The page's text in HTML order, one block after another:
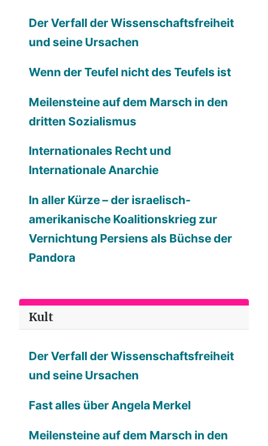
Der Verfall der Wissenschaftsfreiheit
und seine Ursachen
Wenn der Teufel nicht des Teufels ist
Meilensteine auf dem Marsch in den
dritten Sozialismus
Internationales Recht und
Internationale Anarchie
In aller Kürze – der israelisch-
amerikanische Koalitionskrieg zur
Vernichtung Persiens als Büchse der
Pandora
Kult
Der Verfall der Wissenschaftsfreiheit
und seine Ursachen
Fast alles über Angela Merkel
Meilensteine auf dem Marsch in den